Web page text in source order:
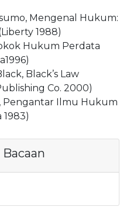
Mengenal Hukum:
1988)
Hukum Perdata
Black’s Law
Co. 2000)
Pengantar Ilmu Hukum
1983)